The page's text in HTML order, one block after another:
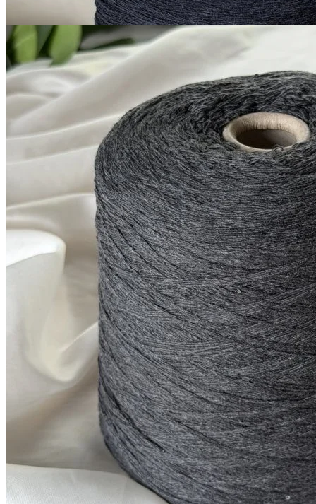
В наличии 11408
G&G Filati
Silver Plus
кашемир 10%, меринос 70%, шёлк 20%
+ пайетки
380 м/100 гтемно-серый
1 200₽
за 100 г
Купить
Показать еще
© 2026Filato Italiano
Мы в соцсетях
Мы используем файлы cookie,
чтобы улучшить работу сайта и предоставить вам
больше возможностей. Также, к сайту подключен сервис
веб аналитики Яндекс Метрика, использующий cookie.
Продолжая использовать сайт, вы соглашаетесь с
условиями использования cookie.